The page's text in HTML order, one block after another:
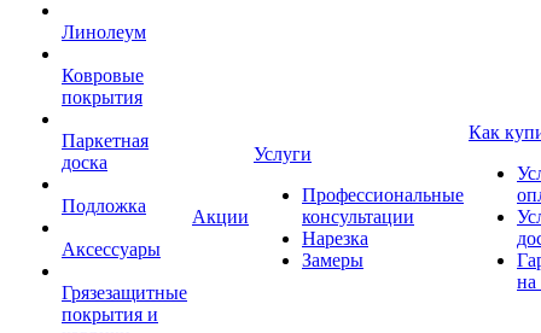
Линолеум
Ковровые
покрытия
Паркетная
доска
Подложка
Аксессуары
Грязезащитные
покрытия и
Акции
Услуги
Профессиональные
консультации
Нарезка
Замеры
Как
на